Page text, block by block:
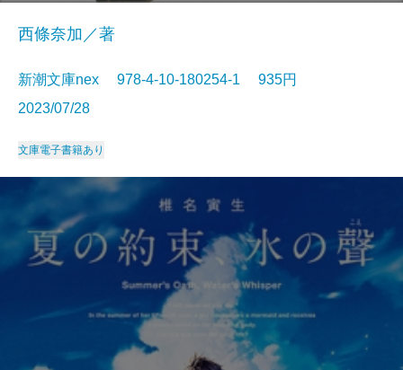
西條奈加／著
新潮文庫nex 978-4-10-180254-1 935円
2023/07/28
文庫電子書籍あり